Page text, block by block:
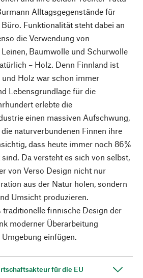
Alltagsgegenstände für
Funktionalität steht dabei an
die Verwendung von
Baumwolle und Schurwolle
– Holz. Denn Finnland ist
und Holz war schon immer
Lebensgrundlage für die
erlebte die
einen massiven Aufschwung,
naturverbundenen Finnen ihre
dass heute immer noch 86%
Da versteht es sich von selbst,
von Verso Design nicht nur
aus der Natur holen, sondern
Umsicht produzieren.
traditionelle finnische Design der
moderner Überarbeitung
einfügen.
für die EU